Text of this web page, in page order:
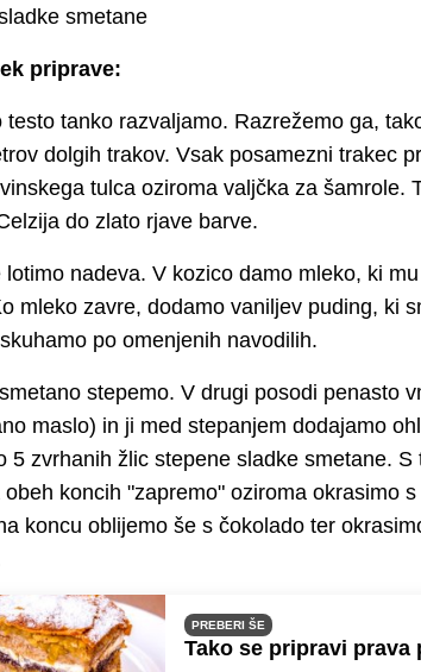
smetane
priprave:
testo tanko razvaljamo. Razrežemo ga,
dolgih trakov. Vsak posamezni trakec
tulca oziroma valjčka za šamrole.
do zlato rjave barve.
lotimo nadeva. V kozico damo mleko, ki
mleko zavre, dodamo vaniljev puding, ki
po omenjenih navodilih.
stepemo. V drugi posodi penasto
maslo) in ji med stepanjem dodajamo
5 zvrhanih žlic stepene sladke smetane.
obeh koncih "zapremo" oziroma okrasimo
koncu oblijemo še s čokolado ter
PREBERI ŠE
Tako se pripravi prava